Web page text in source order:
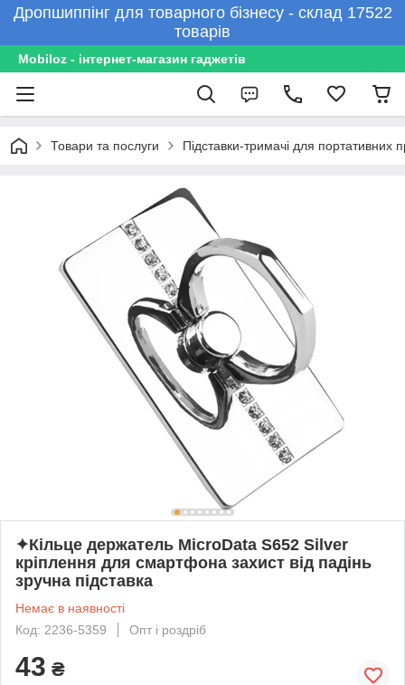
Дропшиппінг для товарного бізнесу - склад 17522
товарів
Mobiloz - інтернет-магазин гаджетів
Товари та послуги Підставки-тримачі для портативних
✦Кільце держатель MicroData S652 Silver
кріплення для смартфона захист від падінь
зручна підставка
Немає в наявності
Код: 2236-5359
Опт і роздріб
43 ₴